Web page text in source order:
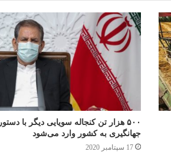
۵۰۰ هزار تن کنجاله سویایی دیگر با دستور
جهانگیری به کشور وارد می‌شود
17 سپتامبر 2020